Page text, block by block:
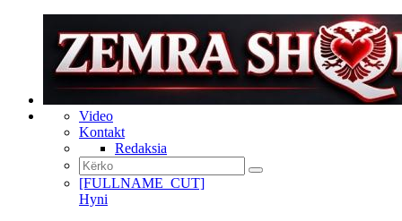
Video
Kontakt
Redaksia
[FULLNAME_CUT]
Hyni